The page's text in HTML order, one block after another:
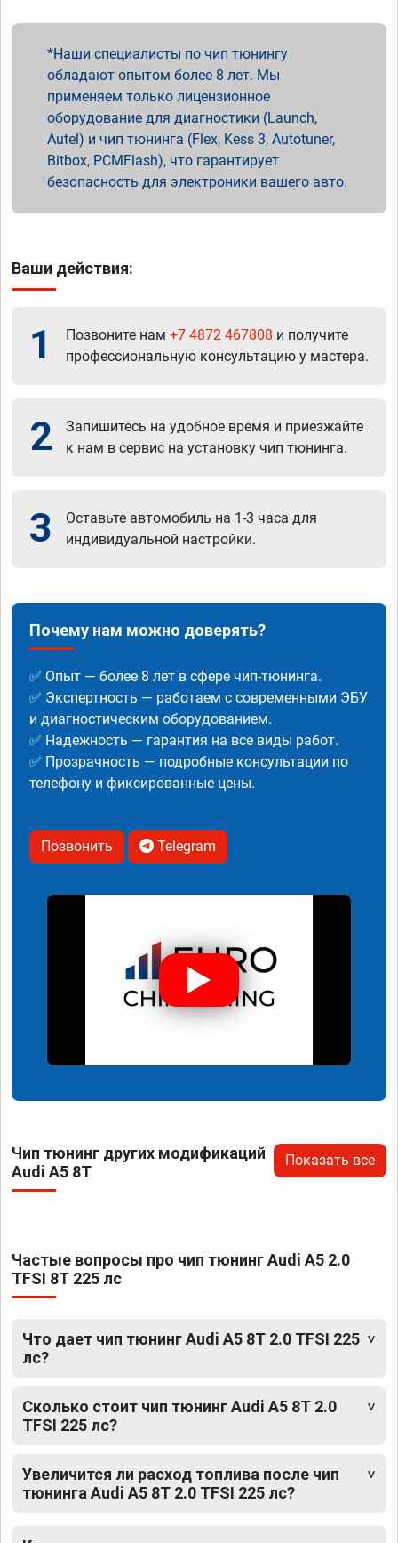
Наши специалисты по чип тюнингу
обладают опытом более 8 лет. Мы
применяем только лицензионное
оборудование для диагностики (Launch,
Autel) и чип тюнинга (Flex, Kess 3, Autotuner,
Bitbox, PCMFlash), что гарантирует
безопасность для электроники вашего авто.
Ваши действия:
1 Позвоните нам +7 4872 467808 и получите
профессиональную консультацию у мастера.
2
Запишитесь на удобное время и приезжайте
к нам в сервис на установку чип тюнинга.
3
Оставьте автомобиль на 1-3 часа для
индивидуальной настройки.
Почему нам можно доверять?
✅ Опыт — более 8 лет в сфере чип-тюнинга.
✅ Экспертность — работаем с современными ЭБУ
и диагностическим оборудованием.
✅ Надежность — гарантия на все виды работ.
✅ Прозрачность — подробные консультации по
телефону и фиксированные цены.
Позвонить Telegram
Чип тюнинг других модификаций
Audi A5 8T
Показать все
Частые вопросы про чип тюнинг Audi A5 2.0
TFSI 8T 225 лс
Что дает чип тюнинг Audi A5 8T 2.0 TFSI 225
лс?
Сколько стоит чип тюнинг Audi A5 8T 2.0
TFSI 225 лс?
Увеличится ли расход топлива после чип
тюнинга Audi A5 8T 2.0 TFSI 225 лс?